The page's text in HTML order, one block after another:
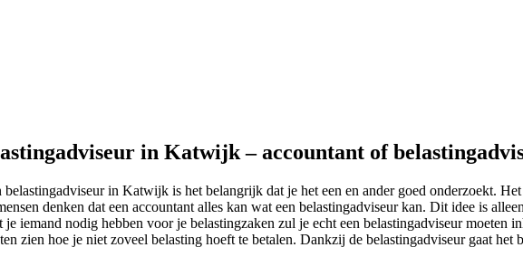
in Katwijk – accountant of
in Katwijk is het belangrijk dat je het een en ander goed onderzoekt.
denken dat een accountant alles kan wat een belastingadviseur kan. Dit idee is
iemand nodig hebben voor je belastingzaken zul je echt een belastingadviseur
zien hoe je niet zoveel belasting hoeft te betalen. Dankzij de belastingadviseur gaat het